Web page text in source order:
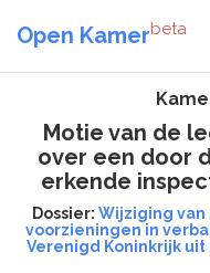
Open Kamerbeta
Motie van de
over een door
erkende
Dossier: Wijziging
voorzieningen in
Verenigd Koninkrijk